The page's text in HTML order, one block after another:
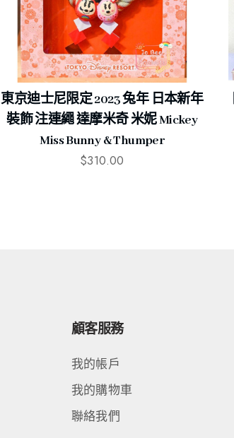
東京迪士尼限定 2023 兔年 日本新年
裝飾 注連繩 達摩米奇 米妮 Mickey
Miss Bunny & Thumper
$310.00
顧客服務
我的帳戶
我的購物車
聯絡我們